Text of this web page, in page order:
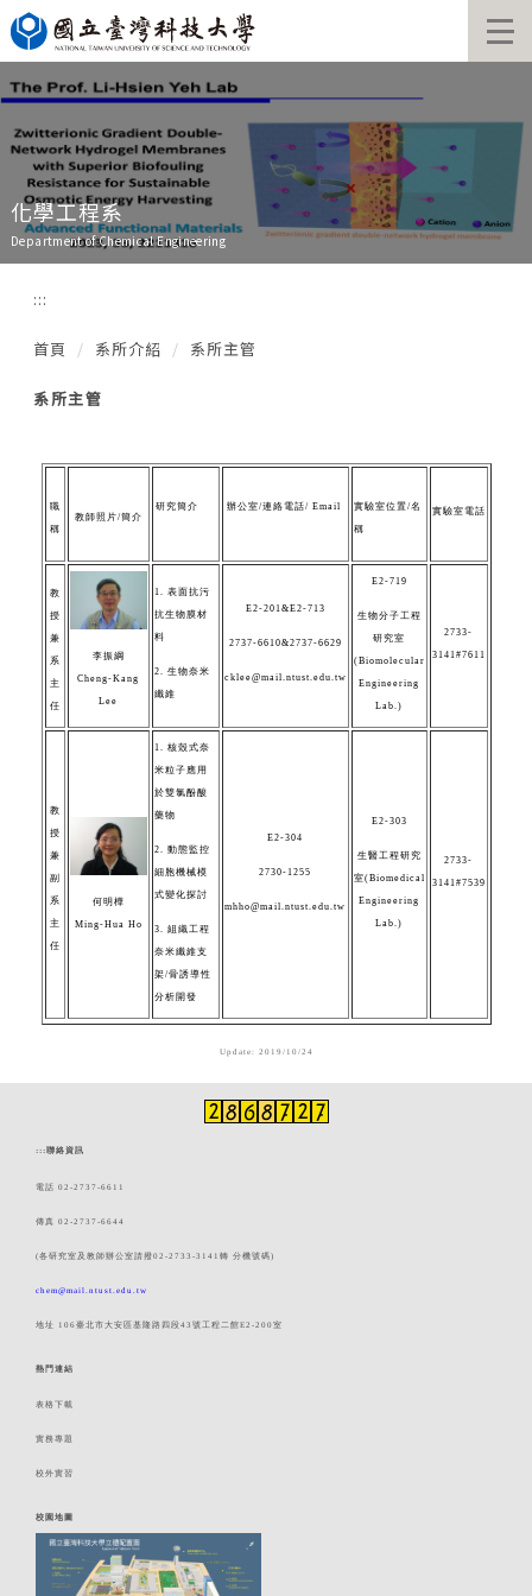
跳
到
主
要
內
容
區
化學工程系
Department of Chemical Engineering
:::
首頁 系所介紹 系所主管
系所主管
職
稱
教師照片/簡介
研究簡介 辦公室/連絡電話/ Email 實驗室位置/名
稱
實驗室電話
教
授
兼
系
主
任
李振綱
Cheng-Kang
Lee
1. 表面抗污
抗生物膜材
料
2. 生物奈米
纖維
E2-201&E2-713
2737-6610&2737-6629
cklee@mail.ntust.edu.tw
E2-719
生物分子工程
研究室
(Biomolecular
Engineering
Lab.)
2733-
3141#7611
教
授
兼
副
系
主
任
何明樺
Ming-Hua Ho
1. 核殼式奈
米粒子應用
於雙氯酚酸
藥物
2. 動態監控
細胞機械模
式變化探討
3. 組織工程
奈米纖維支
架/骨誘導性
分析開發
E2-304
2730-1255
mhho@mail.ntust.edu.tw
E2-303
生醫工程研究
室(Biomedical
Engineering
Lab.)
2733-
3141#7539
Update: 2019/10/24
::: 聯絡資訊
電話 02-2737-6611
傳真 02-2737-6644
(各研究室及教師辦公室請撥02-2733-3141轉 分機號碼)
chem@mail.ntust.edu.tw
地址 106臺北市大安區基隆路四段43號工程二館E2-200室
熱門連結
表格下載
實務專題
校外實習
校園地圖